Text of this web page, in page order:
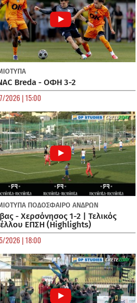
Breda - ΟΦΗ 3-2
2026 | 15:00
ΠΟΔΌΣΦΑΙΡΟ ΑΝΔΡΏΝ
- Χερσόνησος 1-2 | Τελικός
ΕΠΣΗ (Highlights)
2026 | 18:00